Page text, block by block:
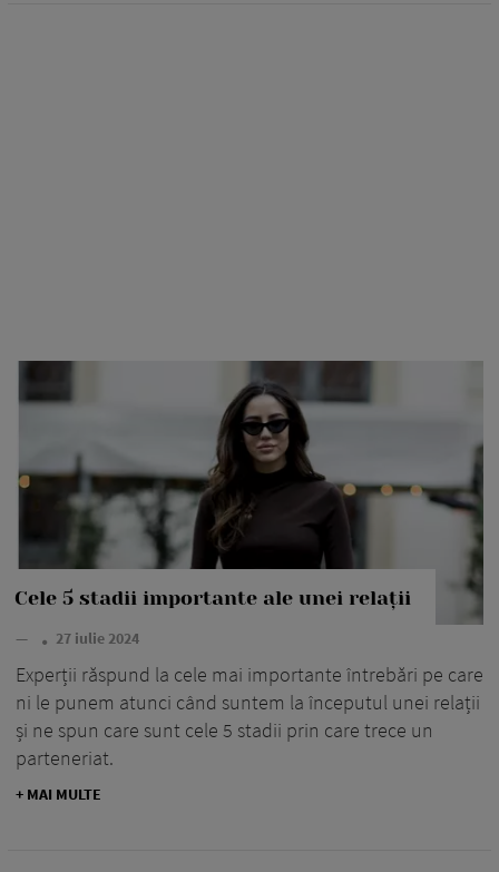
Cele 5 stadii importante ale unei relații
— 27 iulie 2024
Experții răspund la cele mai importante întrebări pe care
ni le punem atunci când suntem la începutul unei relații
și ne spun care sunt cele 5 stadii prin care trece un
parteneriat.
+ MAI MULTE